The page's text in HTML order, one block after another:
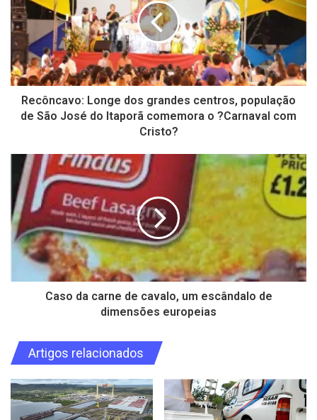
Recôncavo: Longe dos grandes centros, população
de São José do Itaporã comemora o ?Carnaval com
Cristo?
Caso da carne de cavalo, um escândalo de
dimensões europeias
Artigos relacionados